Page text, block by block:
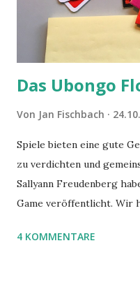
Das Ubongo
Von Jan Fischbach
Spiele bieten eine gute
zu verdichten und
Sallyann Freudenberg
Game veröffentlicht. Wir
benutzen wir Material
4 KOMMENTARE